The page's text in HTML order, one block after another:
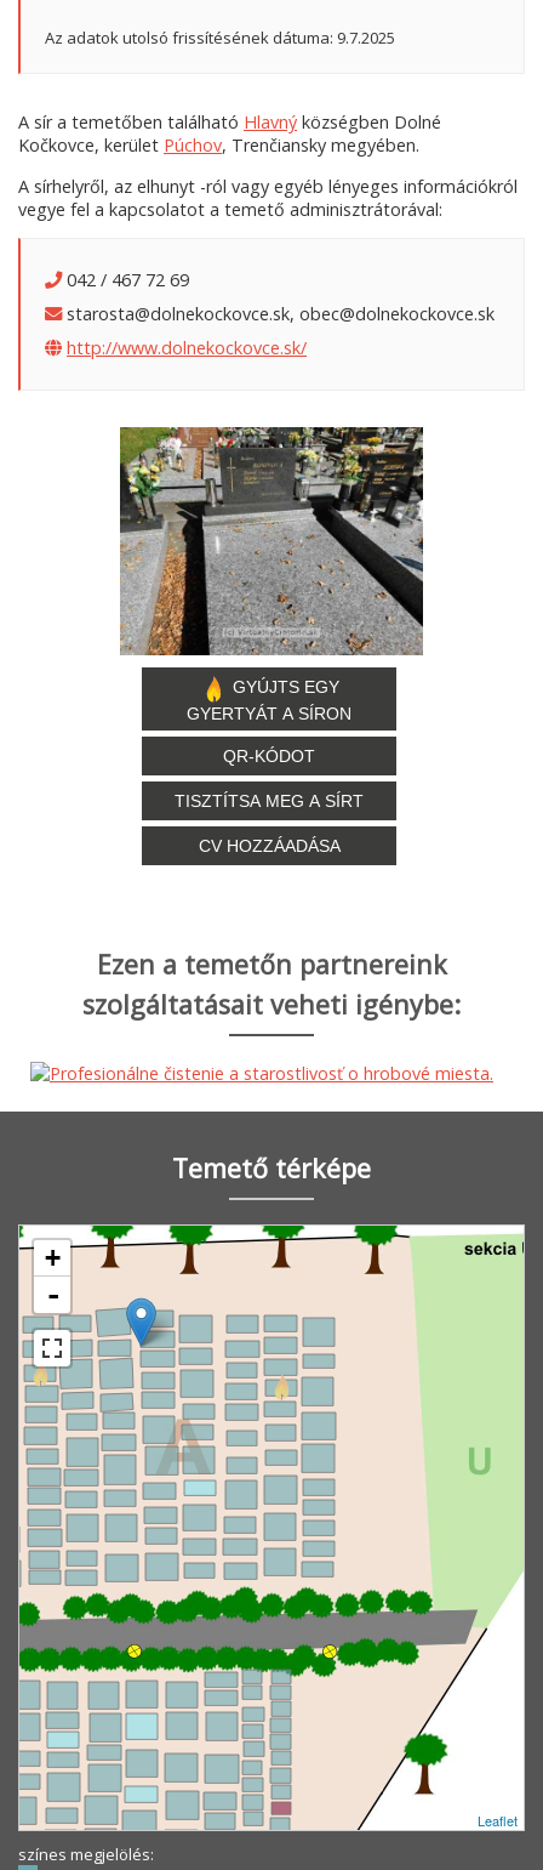
Az adatok utolsó frissítésének dátuma: 9.7.2025
A sír a temetőben található Hlavný községben Dolné
Kočkovce, kerület Púchov, Trenčiansky megyében.
A sírhelyről, az elhunyt -ról vagy egyéb lényeges információkról
vegye fel a kapcsolatot a temető adminisztrátorával:
042 / 467 72 69
starosta@dolnekockovce.sk, obec@dolnekockovce.sk
http://www.dolnekockovce.sk/
GYÚJTS EGY
GYERTYÁT A SÍRON
QR-KÓDOT
TISZTÍTSA MEG A SÍRT
CV HOZZÁADÁSA
Ezen a temetőn partnereink
szolgáltatásait veheti igénybe:
Temető térképe
+
-
Leaflet
színes megjelölés: